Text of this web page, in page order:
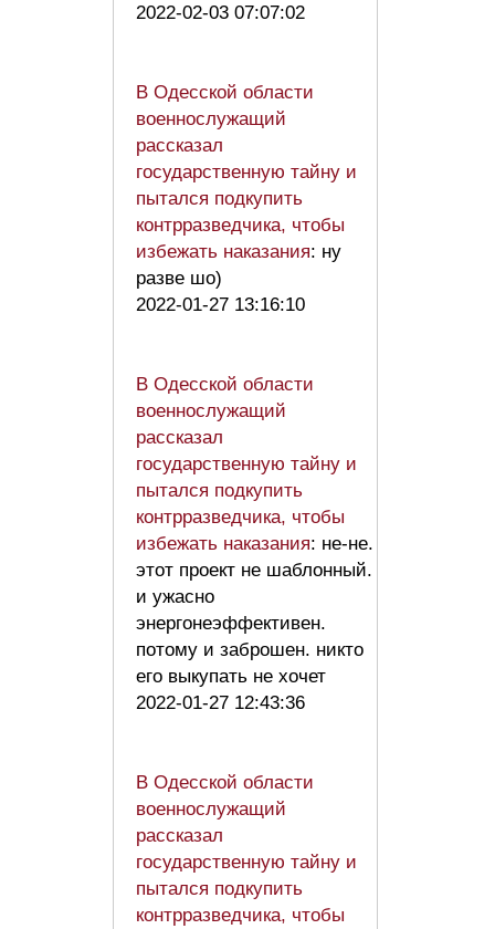
2022-02-03 07:07:02
В Одесской области
военнослужащий
рассказал
государственную тайну и
пытался подкупить
контрразведчика, чтобы
избежать наказания: ну
разве шо)
2022-01-27 13:16:10
В Одесской области
военнослужащий
рассказал
государственную тайну и
пытался подкупить
контрразведчика, чтобы
избежать наказания: не-не.
этот проект не шаблонный.
и ужасно
энергонеэффективен.
потому и заброшен. никто
его выкупать не хочет
2022-01-27 12:43:36
В Одесской области
военнослужащий
рассказал
государственную тайну и
пытался подкупить
контрразведчика, чтобы